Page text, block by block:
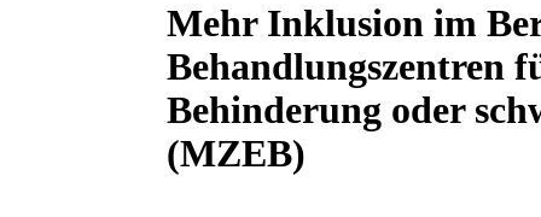
Mehr Inklusion im
Behandlungszentren
Behinderung oder
(MZEB)